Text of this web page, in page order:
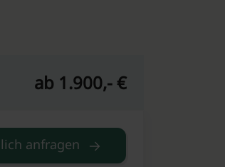
ab 1.900,- €
anfragen